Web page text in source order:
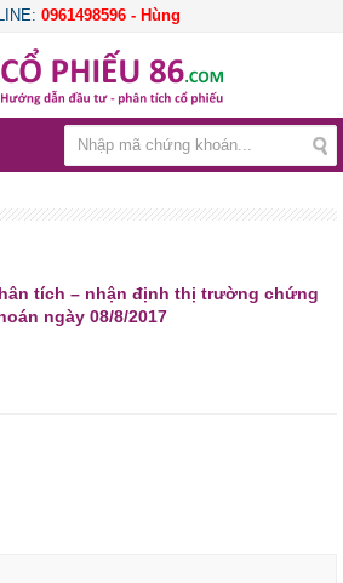
0961498596 - Hùng
tích – nhận định thị trường chứng
ngày 08/8/2017